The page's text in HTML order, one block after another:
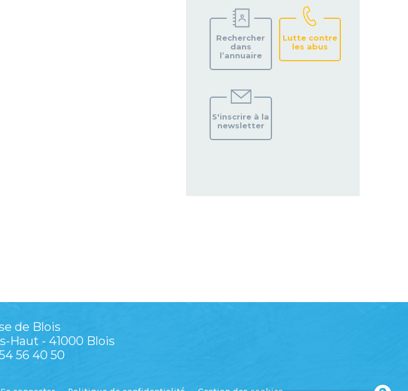
Rechercher
dans
l’annuaire
Lutte contre
les abus
S'inscrire à la
newsletter
de Blois
Haut - 41000 Blois
56 40 50